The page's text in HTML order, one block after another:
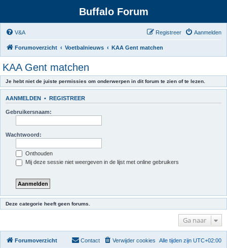
Buffalo Forum
V&A Aanmelden
Registreer
Forumoverzicht Voetbalnieuws KAA Gent matchen
KAA Gent matchen
Je hebt niet de juiste permissies om onderwerpen in dit forum te zien of te lezen.
AANMELDEN • REGISTREER
Gebruikersnaam:
Wachtwoord:
Onthouden
Mij deze sessie niet weergeven in de lijst met online gebruikers
Deze categorie heeft geen forums.
Ga naar
Forumoverzicht Alle tijden zijn UTC+02:00
Verwijder cookies
Contact